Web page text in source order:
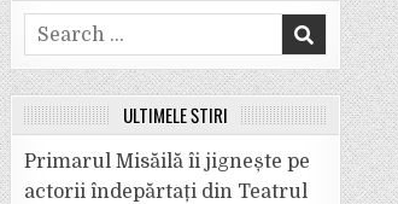
Search
for:
ULTIMELE ȘTIRI
Primarul Misăilă îi jignește pe
actorii îndepărtați din Teatrul